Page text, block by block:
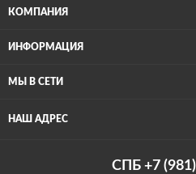
КОМПАНИЯ
ИНФОРМАЦИЯ
МЫ В СЕТИ
НАШ АДРЕС
СПБ +7